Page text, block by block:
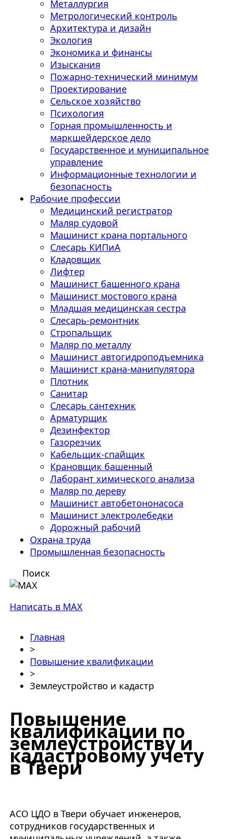
Металлургия
Метрологический контроль
Архитектура и дизайн
Экология
Экономика и финансы
Изыскания
Пожарно-технический минимум
Проектирование
Сельское хозяйство
Психология
Горная промышленность и
маркшейдерское дело
Государственное и муниципальное
управление
Информационные технологии и
безопасность
Рабочие профессии
Медицинский регистратор
Маляр судовой
Машинист крана портального
Слесарь КИПиА
Кладовщик
Лифтер
Машинист башенного крана
Машинист мостового крана
Младшая медицинская сестра
Слесарь-ремонтник
Стропальщик
Маляр по металлу
Машинист автогидроподъемника
Машинист крана-манипулятора
Плотник
Санитар
Слесарь сантехник
Арматурщик
Дезинфектор
Газорезчик
Кабельщик-спайщик
Крановщик башенный
Лаборант химического анализа
Маляр по дереву
Машинист автобетононасоса
Машинист электролебедки
Дорожный рабочий
Охрана труда
Промышленная безопасность
Поиск
Написать в MAX
Главная
>
Повышение квалификации
>
Землеустройство и кадастр
Повышение
квалификации по
землеустройству и
кадастровому учету
в Твери
АСО ЦДО в Твери обучает инженеров,
сотрудников государственных и